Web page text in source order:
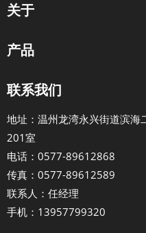
关于
产品
联系我们
地址：温州龙湾永兴街道滨海
201室
电话：0577-89612868
传真：0577-89612589
联系人：任经理
手机：13957799320